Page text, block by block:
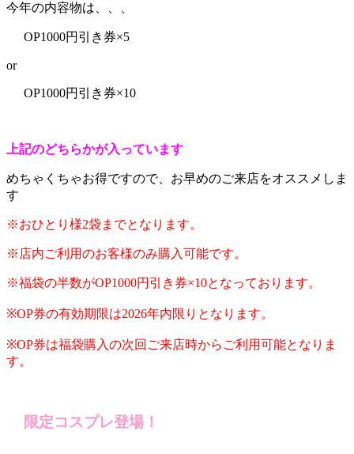
今年の内容物は、、、
OP1000円引き券×5
or
OP1000円引き券×10
上記のどちらかが入っています
めちゃくちゃお得ですので、お早めのご来店をオススメしま
す
※おひとり様2袋までとなります。
※店内ご利用のお客様のみ購入可能です。
※福袋の半数がOP1000円引き券×10となっております。
※OP券の有効期限は2026年内限りとなります。
※OP券は福袋購入の次回ご来店時からご利用可能となりま
す。
限定コスプレ登場！